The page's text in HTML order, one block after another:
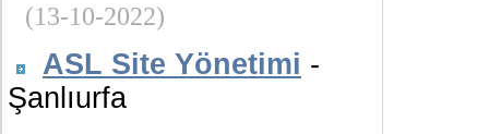
(13-10-2022)
ASL Site Yönetimi -
Şanlıurfa